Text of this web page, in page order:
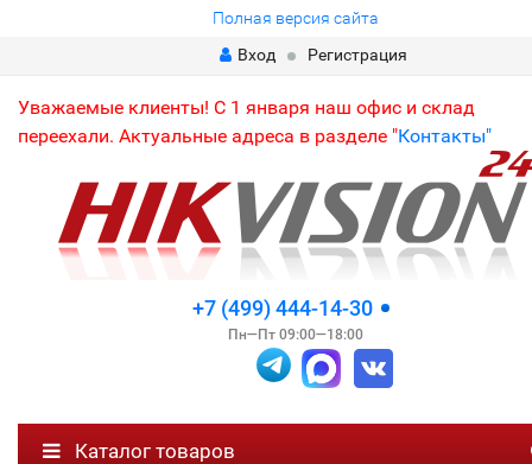
Полная версия сайта
Вход
Регистрация
Уважаемые клиенты! С 1 января наш офис и склад
переехали. Актуальные адреса в разделе "Контакты"
+7 (499) 444-14-30
Пн—Пт 09:00—18:00
Каталог товаров